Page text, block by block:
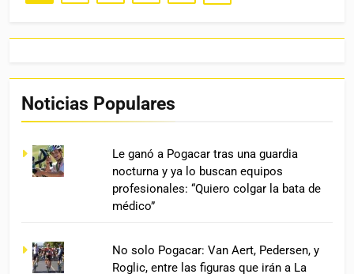
Noticias Populares
Le ganó a Pogacar tras una guardia
nocturna y ya lo buscan equipos
profesionales: “Quiero colgar la bata de
médico”
No solo Pogacar: Van Aert, Pedersen, y
Roglic, entre las figuras que irán a La